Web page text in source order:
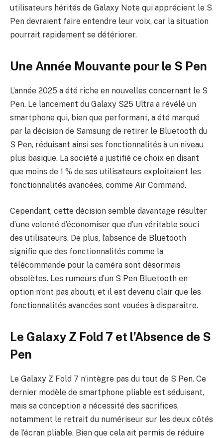
utilisateurs hérités de Galaxy Note qui apprécient le S
Pen devraient faire entendre leur voix, car la situation
pourrait rapidement se détériorer.
Une Année Mouvante pour le S Pen
L’année 2025 a été riche en nouvelles concernant le S
Pen. Le lancement du Galaxy S25 Ultra a révélé un
smartphone qui, bien que performant, a été marqué
par la décision de Samsung de retirer le Bluetooth du
S Pen, réduisant ainsi ses fonctionnalités à un niveau
plus basique. La société a justifié ce choix en disant
que moins de 1 % de ses utilisateurs exploitaient les
fonctionnalités avancées, comme Air Command.
Cependant, cette décision semble davantage résulter
d’une volonté d’économiser que d’un véritable souci
des utilisateurs. De plus, l’absence de Bluetooth
signifie que des fonctionnalités comme la
télécommande pour la caméra sont désormais
obsolètes. Les rumeurs d’un S Pen Bluetooth en
option n’ont pas abouti, et il est devenu clair que les
fonctionnalités avancées sont vouées à disparaître.
Le Galaxy Z Fold 7 et l’Absence de S
Pen
Le Galaxy Z Fold 7 n’intègre pas du tout de S Pen. Ce
dernier modèle de smartphone pliable est séduisant,
mais sa conception a nécessité des sacrifices,
notamment le retrait du numériseur sur les deux côtés
de l’écran pliable. Bien que cela ait permis de réduire